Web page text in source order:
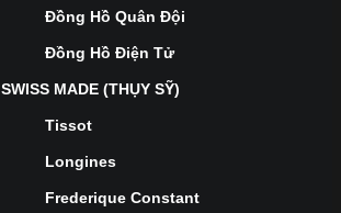
Đồng Hồ Quân Đội
Đồng Hồ Điện Tử
SWISS MADE (THỤY SỸ)
Tissot
Longines
Frederique Constant